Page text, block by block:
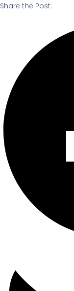
Share the Post: